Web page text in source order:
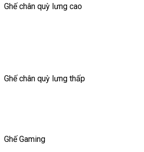
Ghế chân quỳ lưng cao
Ghế chân quỳ lưng thấp
Ghế Gaming